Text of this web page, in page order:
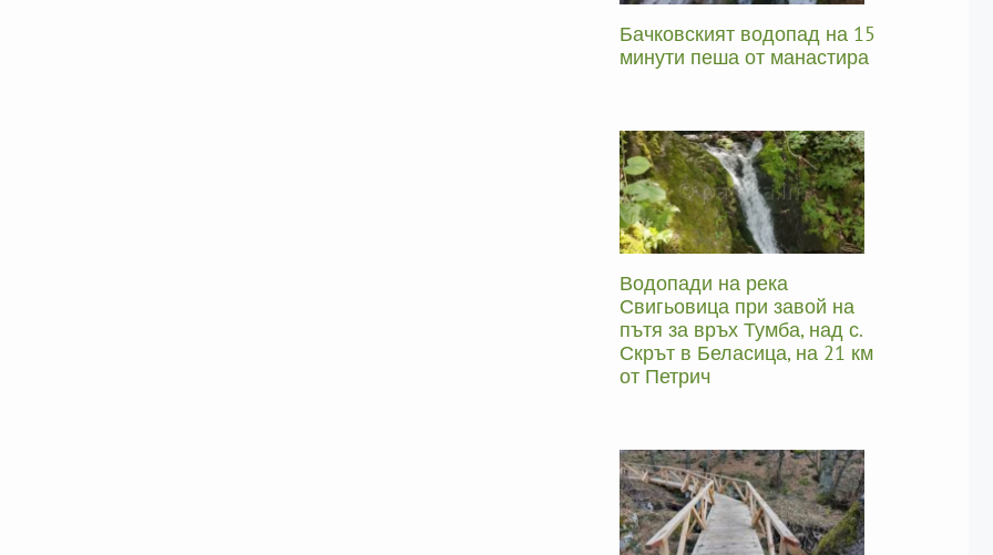
Бачковският водопад на 15
минути пеша от манастира
Водопади на река
Свигьовица при завой на
пътя за връх Тумба, над с.
Скрът в Беласица, на 21 км
от Петрич